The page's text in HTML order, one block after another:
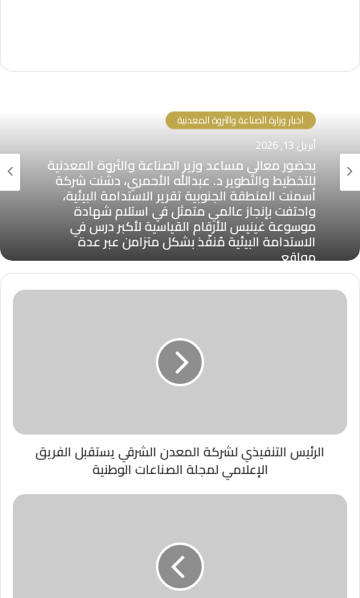
اخبار وزارة الصناعة والثروة المعدنية
أبريل 13, 2026
بحضور معالي مساعد وزير الصناعة والثروة المعدنية
للتخطيط والتطوير د. عبدالله الأحمري، دشّنت شركة
أسمنت المنطقة الجنوبية تقرير الاستدامة البيئية،
واحتفت بإنجاز عالمي متمثل في استلام شهادة
موسوعة غينيس للأرقام القياسية لأكبر درس في
الاستدامة البيئية مُنفّذ بشكل متزامن عبر عدة
مواقع
الرئيس التنفيذي لشركة المعدن الشرقي يستقبل الفريق
الإعلامي لمجلة الصناعات الوطنية